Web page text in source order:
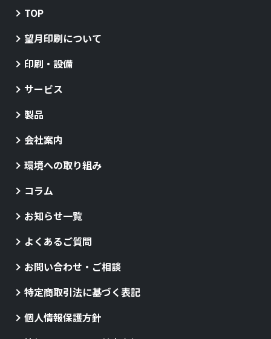
TOP
望月印刷について
印刷・設備
サービス
製品
会社案内
環境への取り組み
コラム
お知らせ一覧
よくあるご質問
お問い合わせ・ご相談
特定商取引法に基づく表記
個人情報保護方針